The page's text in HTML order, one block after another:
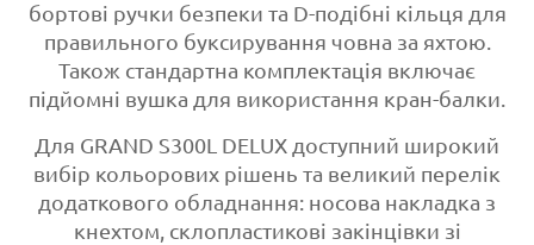
бортові ручки безпеки та D-подібні кільця для
правильного буксирування човна за яхтою.
Також стандартна комплектація включає
підйомні вушка для використання кран-балки.
Для GRAND S300L DELUX доступний широкий
вибір кольорових рішень та великий перелік
додаткового обладнання: носова накладка з
кнехтом, склопластикові закінцівки зі